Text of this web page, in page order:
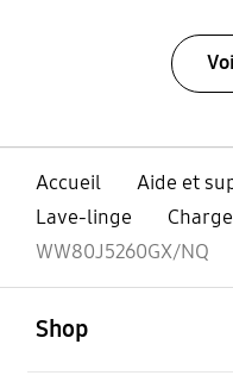
Accueil
Aide et
Lave-linge
WW80J5260GX/NQ
Shop